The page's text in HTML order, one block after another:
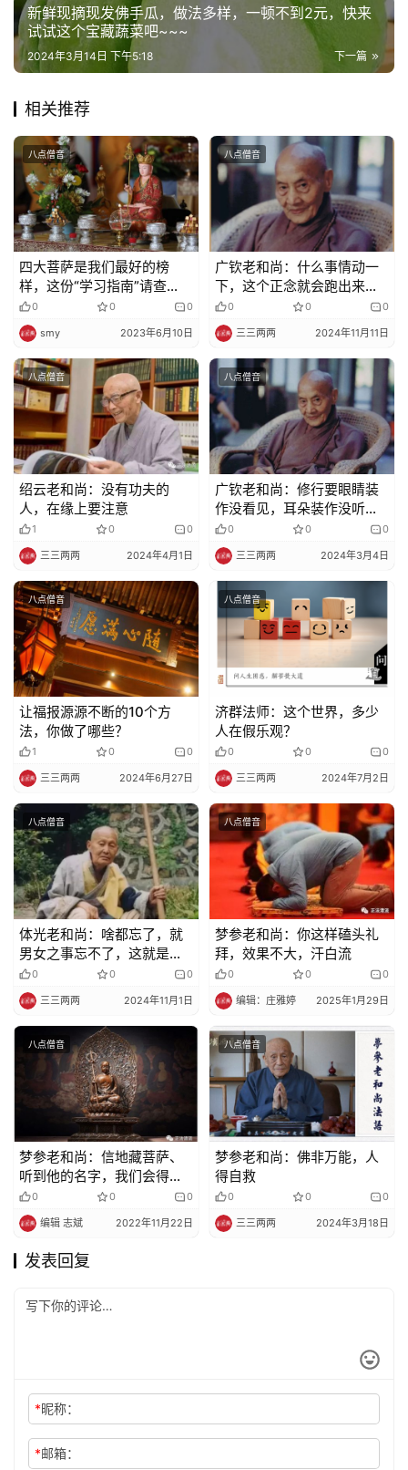
教
人
物
寺
巡
礼
视
频
纪
录
佛
教
艺
术
政
策
法
规
免
责
声
明
登录
新鲜现摘现发佛手瓜，做法多样，一顿不到2元，快来
试试这个宝藏蔬菜吧~~~
下一篇
2024年3月14日 下午5:18
相关推荐
八点僧音
四大菩萨是我们最好的榜
样，这份“学习指南”请查
收！
0 0 0
smy 2023年6月10日
八点僧音
广钦老和尚：什么事情动一
下，这个正念就会跑出来、
会知道，才不会烦恼、执着
0 0 0
三三两两 2024年11月11日
八点僧音
绍云老和尚：没有功夫的
人，在缘上要注意
1 0 0
三三两两 2024年4月1日
八点僧音
广钦老和尚：修行要眼睛装
作没看见，耳朵装作没听
到，老实念佛
0 0 0
三三两两 2024年3月4日
八点僧音
让福报源源不断的10个方
法，你做了哪些？
1 0 0
三三两两 2024年6月27日
八点僧音
济群法师：这个世界，多少
人在假乐观？
0 0 0
三三两两 2024年7月2日
八点僧音
体光老和尚：啥都忘了，就
男女之事忘不了，这就是生
死！
0 0 0
三三两两 2024年11月1日
八点僧音
梦参老和尚：你这样磕头礼
拜，效果不大，汗白流
0 0 0
编辑：庄雅婷 2025年1月29日
八点僧音
梦参老和尚：信地藏菩萨、
听到他的名字，我们会得到
什么好处？
0 0 0
编辑 志斌 2022年11月22日
八点僧音
梦参老和尚：佛非万能，人
得自救
0 0 0
三三两两 2024年3月18日
发表回复
*昵称：
*邮箱：